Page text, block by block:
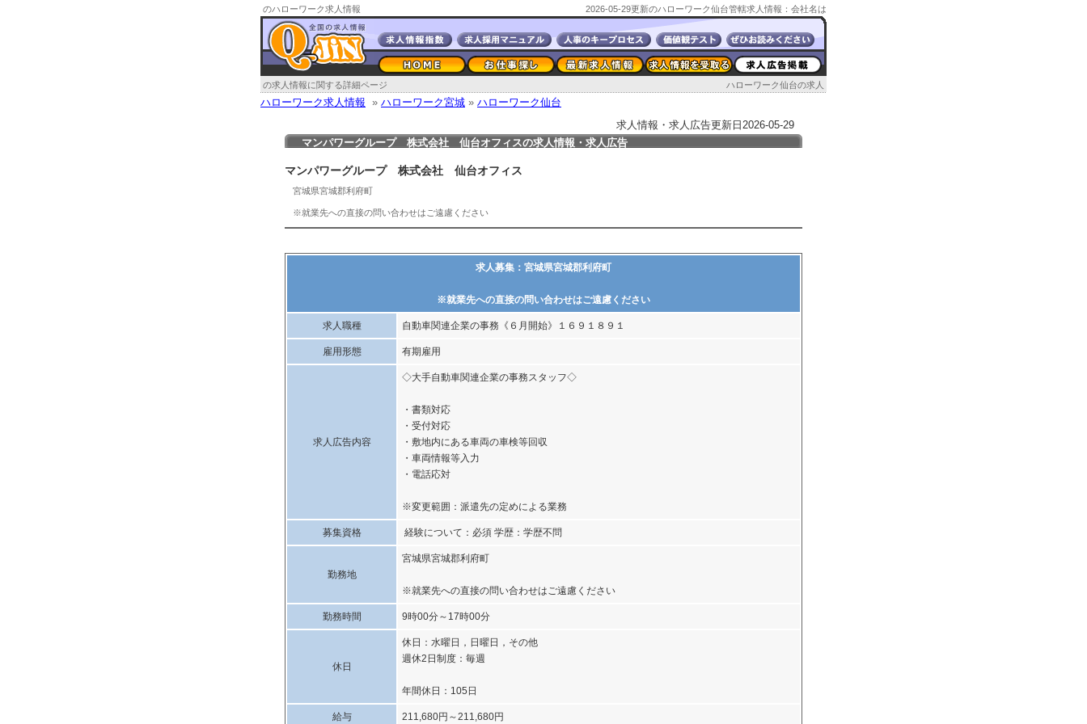
のハローワーク求人情報 2026-05-29更新のハローワーク仙台管轄求人情報：会社名は
ハローワーク仙台の求人
の求人情報に関する詳細ページ
ハローワーク求人情報 » ハローワーク宮城 » ハローワーク仙台
求人情報・求人広告更新日2026-05-29
マンパワーグループ 株式会社 仙台オフィスの求人情報・求人広告
マンパワーグループ 株式会社 仙台オフィス
宮城県宮城郡利府町
※就業先への直接の問い合わせはご遠慮ください
求人募集：宮城県宮城郡利府町
※就業先への直接の問い合わせはご遠慮ください
求人職種 自動車関連企業の事務《６月開始》１６９１８９１
雇用形態 有期雇用
求人広告内容
◇大手自動車関連企業の事務スタッフ◇
・書類対応
・受付対応
・敷地内にある車両の車検等回収
・車両情報等入力
・電話応対
※変更範囲：派遣先の定めによる業務
募集資格 経験について：必須 学歴：学歴不問
勤務地
宮城県宮城郡利府町
※就業先への直接の問い合わせはご遠慮ください
勤務時間 9時00分～17時00分
休日
休日：水曜日，日曜日，その他
週休2日制度：毎週
年間休日：105日
給与 211,680円～211,680円